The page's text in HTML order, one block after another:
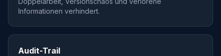
Informationen verhindert.
Audit-Trail